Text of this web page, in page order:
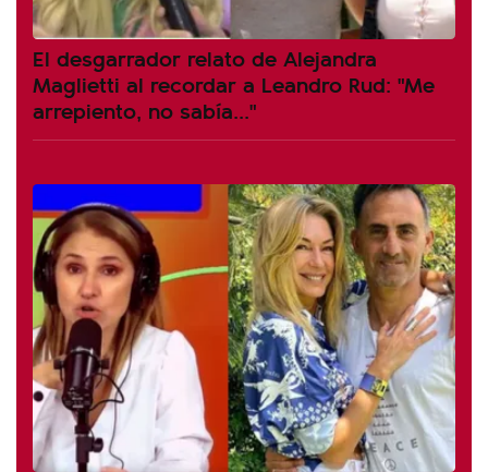
El desgarrador relato de Alejandra
Maglietti al recordar a Leandro Rud: "Me
arrepiento, no sabía..."